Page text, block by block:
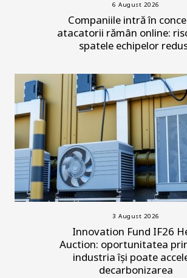
6 August 2026
Companiile intră în
atacatorii rămân online:
spatele echipelor
3 August 2026
Innovation Fund IF26
Auction: oportunitatea
industria își poate
decarbonizarea